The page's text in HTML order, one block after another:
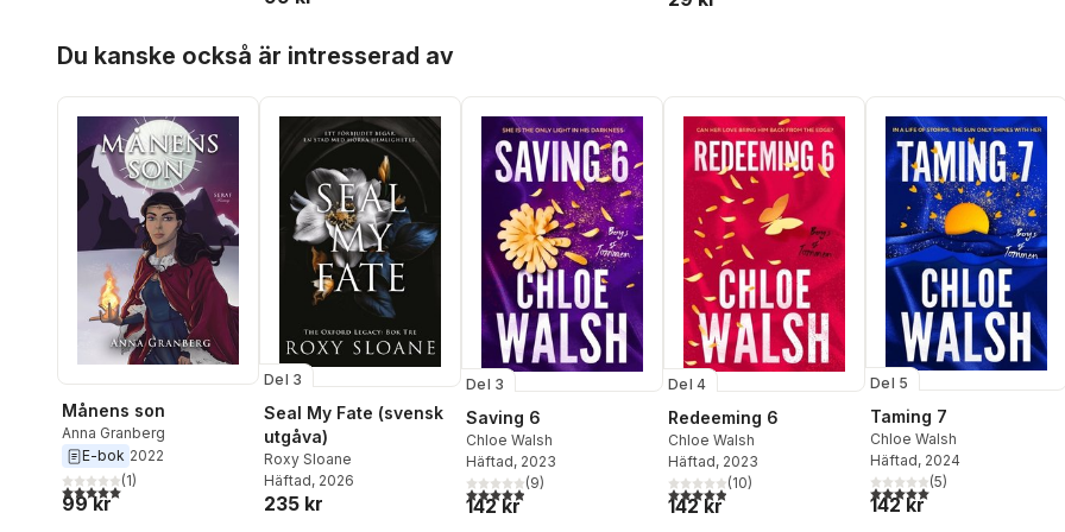
Andersson,Mika Bjersby
Rikardsson,Lizette
Lindskog,Ulla Bjurström
Sam Philip Stenström
Madelene Lundvall,Sabine
Schulz Svensson ,
Anna
,Emma Isaksson
Annelie Mannerström
Gabriella P. Kjeilen,Tara
Beatrice Tyrenberg,
Isabella Lundberg
Du kanske också är intresserad av
Månens son
Anna Granberg
E-bok 2022
5,0utav 5 stjärnor. Totalt antal röster:
(1)
99 kr
Del 3
Seal My Fate (svensk
utgåva)
Roxy Sloane
Häftad, 2026
235 kr
Del 3
Saving 6
Chloe Walsh
Häftad, 2023
4,9utav 5 stjärnor. Totalt antal röster:
(9)
142 kr
Del 4
Redeeming 6
Chloe Walsh
Häftad, 2023
4,9utav 5 stjärnor. Totalt antal röster:
(10)
142 kr
Del 5
Taming 7
Chloe Walsh
Häftad, 2024
5,0utav 5 stjärnor. Totalt
(5)
142 kr